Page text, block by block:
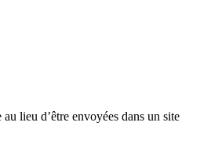
lieu d’être envoyées dans un site